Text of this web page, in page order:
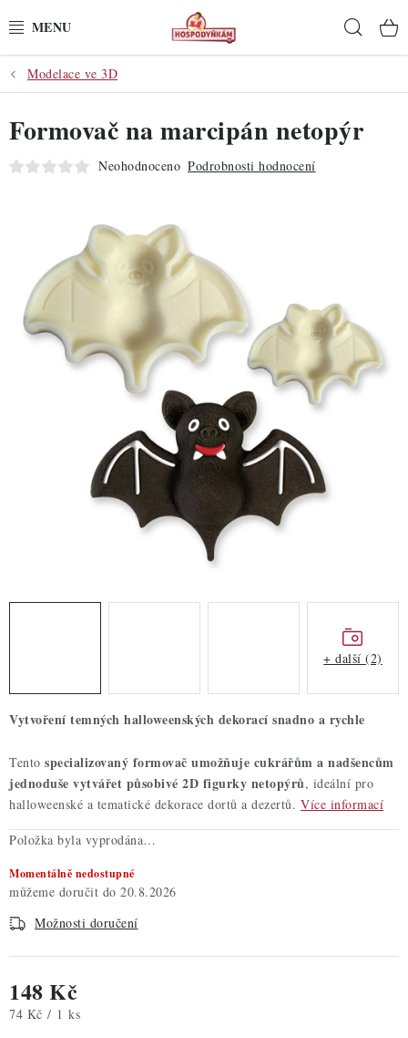
na
POTŘEBY
POMŮCKY
SUROVINY
PRO OSLAVY
DO KUCHYNĚ
POCHUTINY
DÁRKOVÉ POUKAZY
TÉMATICKÉ PRODUKTY
NOVÉ ZBOŽÍ
Nepřevzetí zásilky na dobírku
Obchodní podmínky
Hodnocení obchodu
Blog
Moje objednávka
Podmínky ochrany osobních údajů
Modelace ve 3D
Vytvoření temných halloweenských dekorací snadno a rychle
Tento specializovaný formovač umožňuje cukrářům a nadšencům
jednoduše vytvářet působivé 2D figurky netopýrů, ideální pro
halloweenské a tematické dekorace dortů a dezertů. Více informací
Položka byla vyprodána…
Momentálně nedostupné
20.8.2026
Možnosti doručení
148 Kč
Měrná cena:
74 Kč / 1 ks
Formovač na marcipán netopýr
Neohodnoceno Podrobnosti hodnocení
+ další (2)